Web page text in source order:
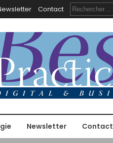
Contact
R
e
h
r
c
h
e
Newsletter Contact